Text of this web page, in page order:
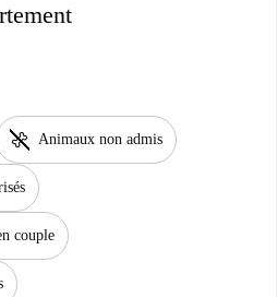
pet_supplies Animaux non admis
couple